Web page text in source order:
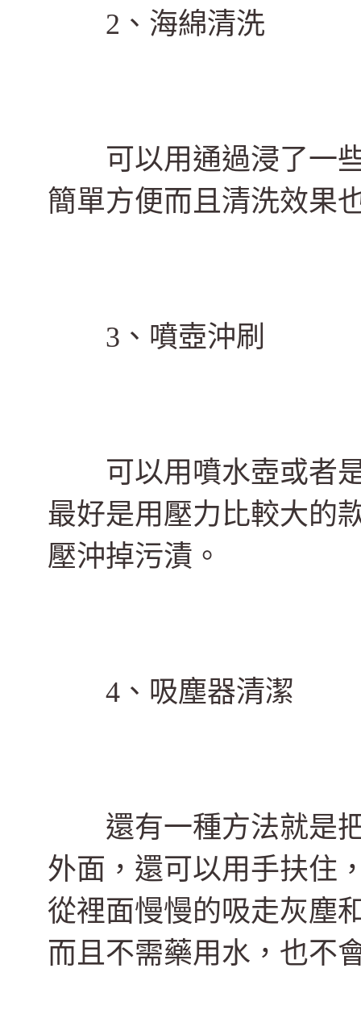
2、海綿清洗
可以用通過浸了一些
簡單方便而且清洗效果
3、噴壺沖刷
可以用噴水壺或者是
最好是用壓力比較大的
壓沖掉污漬。
4、吸塵器清潔
還有一種方法就是把
外面，還可以用手扶住
從裡面慢慢的吸走灰塵
而且不需藥用水，也不